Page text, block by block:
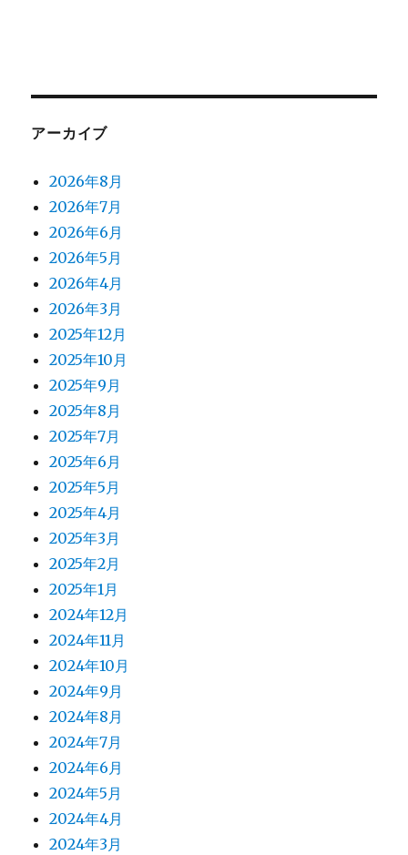
アーカイブ
2026年8月
2026年7月
2026年6月
2026年5月
2026年4月
2026年3月
2025年12月
2025年10月
2025年9月
2025年8月
2025年7月
2025年6月
2025年5月
2025年4月
2025年3月
2025年2月
2025年1月
2024年12月
2024年11月
2024年10月
2024年9月
2024年8月
2024年7月
2024年6月
2024年5月
2024年4月
2024年3月